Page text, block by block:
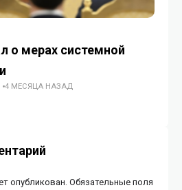
о мерах системной
4 МЕСЯЦА НАЗАД
опубликован. Обязательные поля